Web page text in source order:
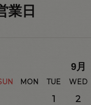
業日
9月
MON TUE WED
1 2